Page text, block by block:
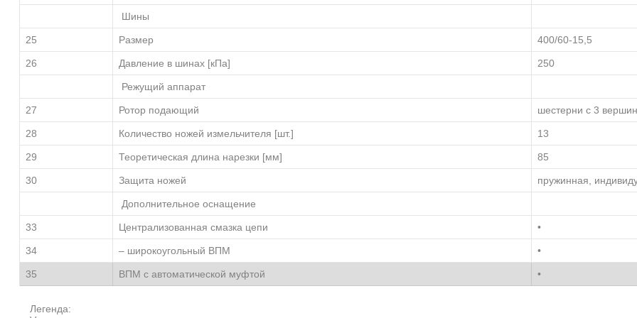
Шины
25 Размер 400/60-15,5
26 Давление в шинах [кПа] 250
Режущий аппарат
27 Ротор подающий шестерни с 3
28 Количество ножей измельчителя [шт.] 13
29 Теоретическая длина нарезки [мм] 85
30 Защита ножей пружинная,
Дополнительное оснащение
33 Централизованная смазка цепи •
34 – широкоугольный ВПМ •
35 ВПМ с автоматической муфтой •
Легенда: